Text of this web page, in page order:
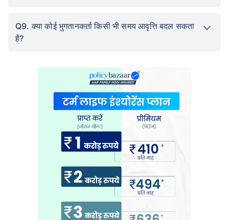
Q9. क्या कोई भुगतानकर्ता किसी भी समय आवृत्ति बदल सकता
है?